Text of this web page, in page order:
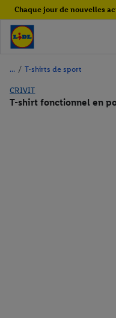
Chaque jour de nouvelles
/ T-shirts de sport
CRIVIT
T-shirt fonctionnel en